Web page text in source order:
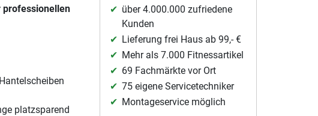
professionellen
platzsparend
über 4.000.000 zufriedene
Kunden
Lieferung frei Haus ab 99,- €
Mehr als 7.000 Fitnessartikel
69 Fachmärkte vor Ort
75 eigene Servicetechniker
Montageservice möglich